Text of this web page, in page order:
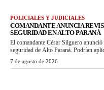
POLICIALES Y JUDICIALES
COMANDANTE ANUNCIA
SEGURIDAD EN ALTO PARANÁ
El comandante César Silguero
seguridad de Alto Paraná. Podrían
7 de agosto de 2026